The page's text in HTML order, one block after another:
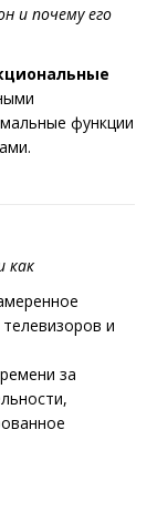
и почему его
функции
как
и
за